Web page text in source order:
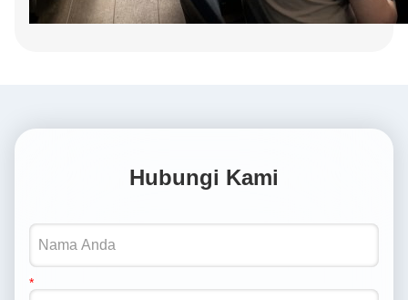
Hubungi Kami